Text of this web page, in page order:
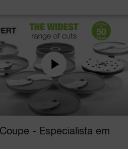
- Especialista em